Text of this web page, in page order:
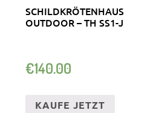
SCHILDKRÖTENHAUS
OUTDOOR – TH SS1-J
€140.00
KAUFE JETZT